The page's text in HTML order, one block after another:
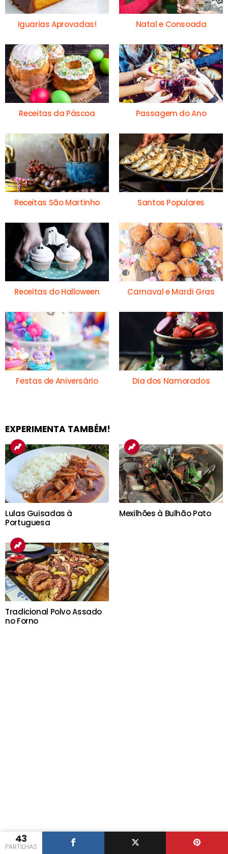
43
PARTILHAS
Iguarias Aprovadas! Natal e Consoada
Receitas da Páscoa Passagem do Ano
Receitas São Martinho Santos Populares
Receitas do Halloween Carnaval e Mardi Gras
Festas de Aniversário Dia dos Namorados
EXPERIMENTA TAMBÉM!
Lulas Guisadas à
Portuguesa
Mexilhões à Bulhão Pato
Tradicional Polvo Assado
no Forno